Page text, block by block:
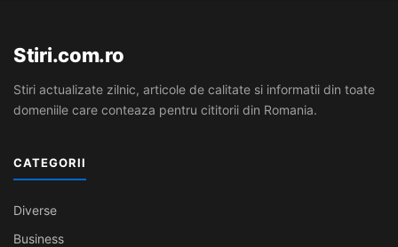
Stiri.com.ro
Stiri actualizate zilnic, articole de calitate si informatii din toate
domeniile care conteaza pentru cititorii din Romania.
CATEGORII
Diverse
Business